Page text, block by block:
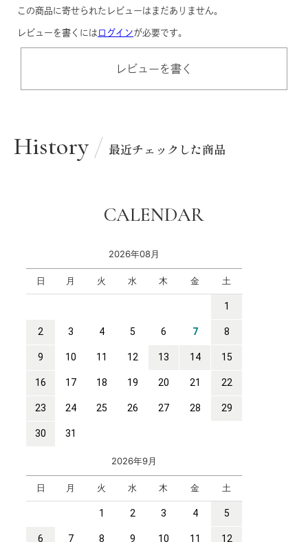
この商品に寄せられたレビューはまだありません。
レビューを書くには ログインが必要です。
レビューを書く
History 最近チェックした商品
CALENDAR